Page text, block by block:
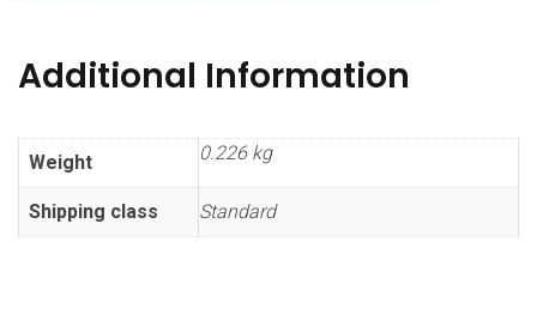
Additional Information
Weight 0.226 kg
Shipping class Standard